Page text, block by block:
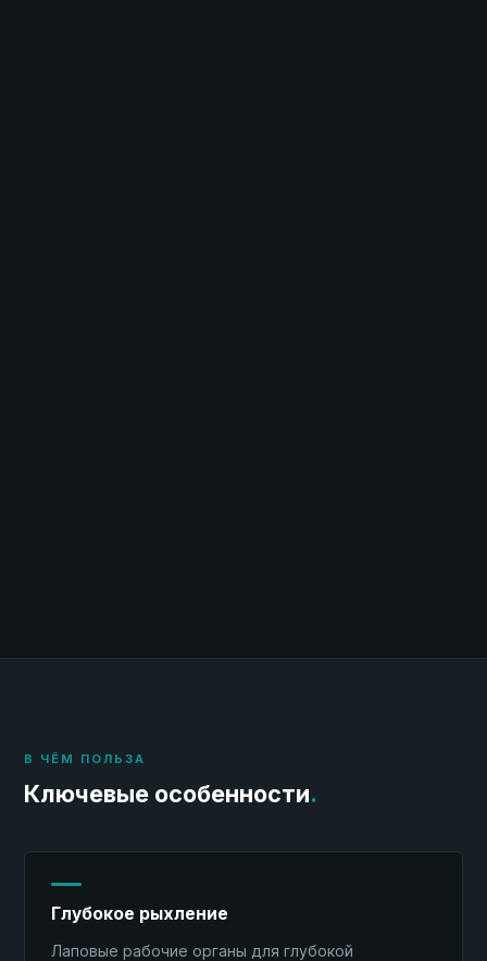
В ЧЁМ ПОЛЬЗА
Ключевые особенности.
Глубокое рыхление
Лаповые рабочие органы для глубокой